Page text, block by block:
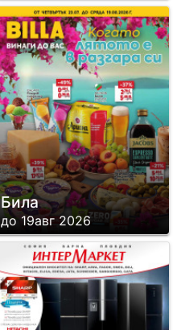
Била
до 19авг 2026